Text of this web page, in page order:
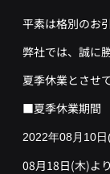
平素は格別のお
弊社では、誠に
夏季休業とさせ
■夏季休業期間
2022年08月10
08月18日(木)よ